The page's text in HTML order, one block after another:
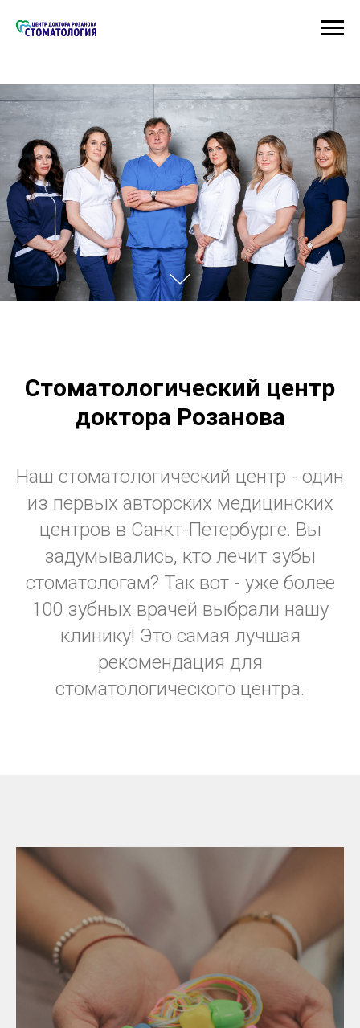
Стоматологический центр
доктора Розанова
Наш стоматологический центр - один
из первых авторских медицинских
центров в Санкт-Петербурге. Вы
задумывались, кто лечит зубы
стоматологам? Так вот - уже более
100 зубных врачей выбрали нашу
клинику! Это самая лучшая
рекомендация для
стоматологического центра.